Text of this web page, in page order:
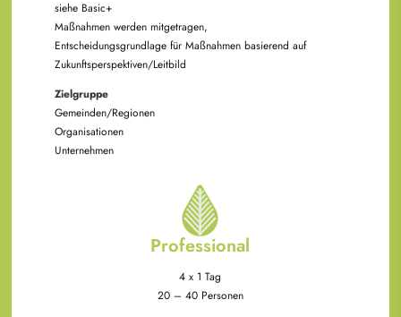
siehe Basic+
Maßnahmen werden mitgetragen,
Entscheidungsgrundlage für Maßnahmen basierend auf
Zukunftsperspektiven/Leitbild
Zielgruppe
Gemeinden/Regionen
Organisationen
Unternehmen
Professional
4 x 1 Tag
20 – 40 Personen